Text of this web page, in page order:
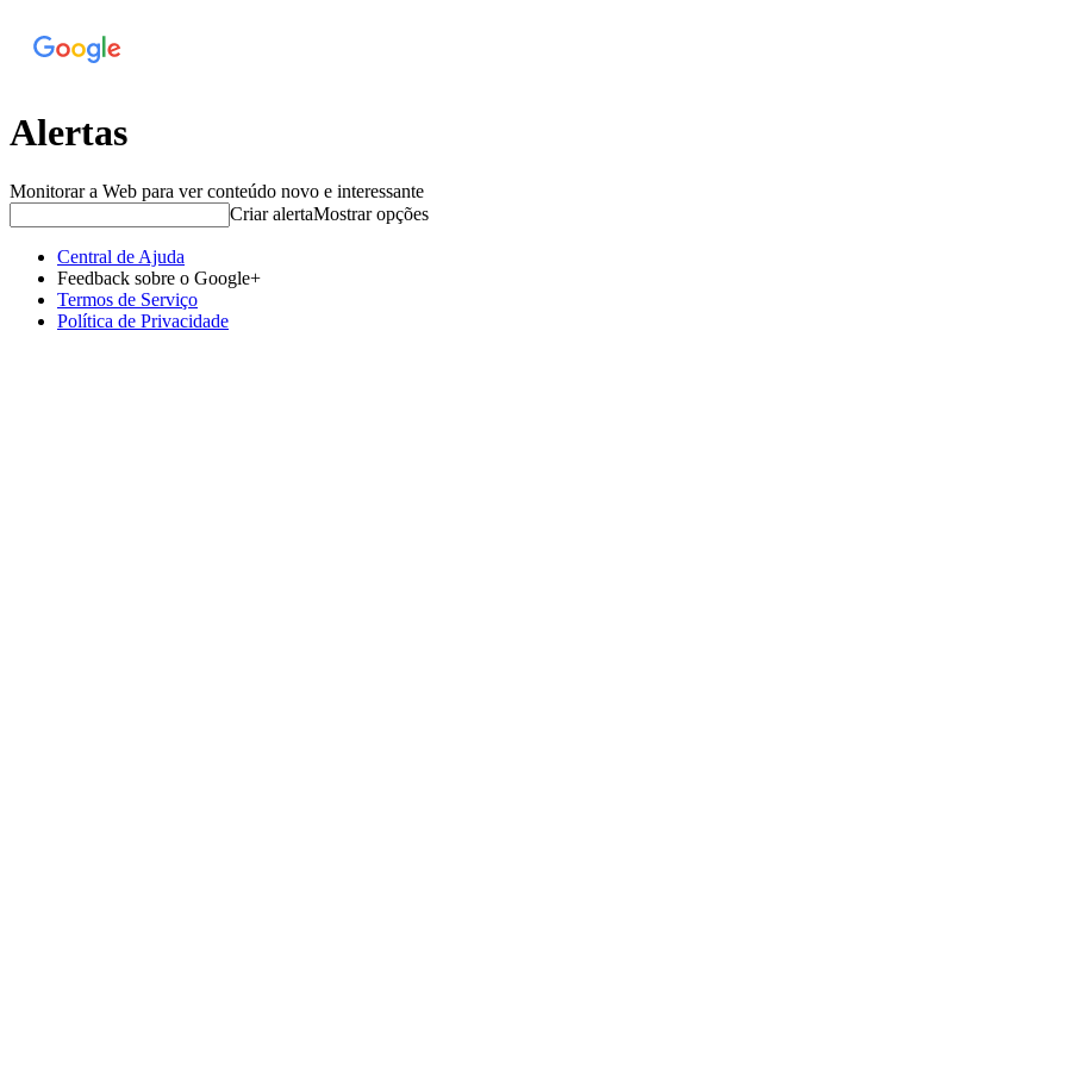
Alertas
Monitorar a Web para ver conteúdo novo e interessante
Criar alertaMostrar opções
Central de Ajuda
Feedback sobre o Google+
Termos de Serviço
Política de Privacidade